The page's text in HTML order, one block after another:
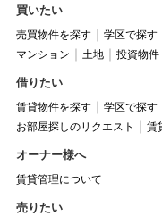
買いたい
売買物件を探す 学区で探す
マンション
土地 投資物件
借りたい
賃貸物件を探す 学区で探す
お部屋探しのリクエスト
賃
オーナー様へ
賃貸管理について
売りたい